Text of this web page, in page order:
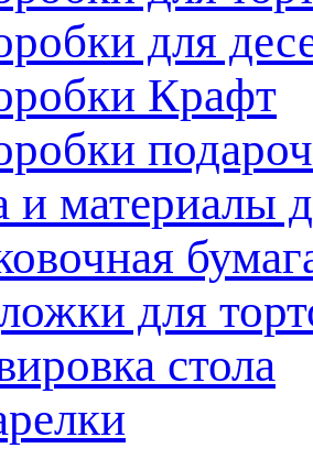
для
Крафт
и материалы
для
стола